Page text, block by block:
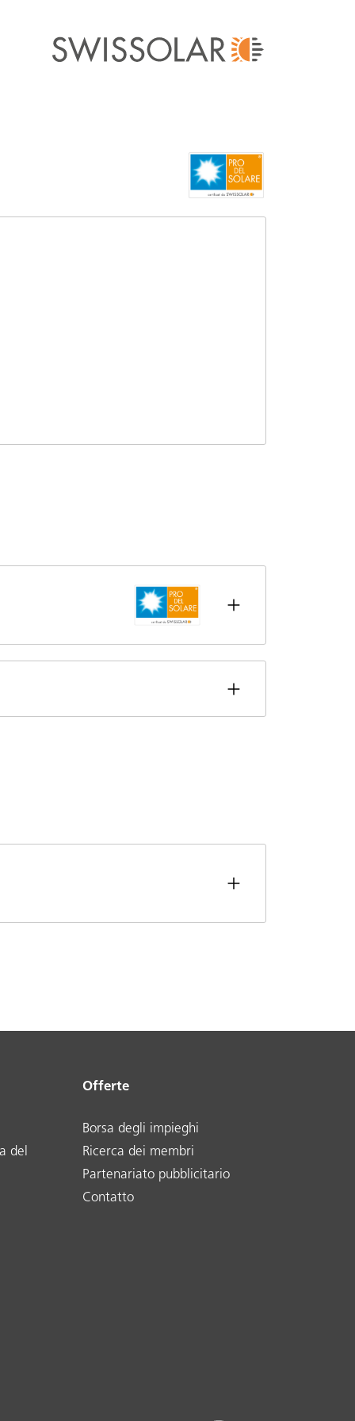
del
Offerte
Borsa degli impieghi
Ricerca dei membri
Partenariato pubblicitario
Contatto